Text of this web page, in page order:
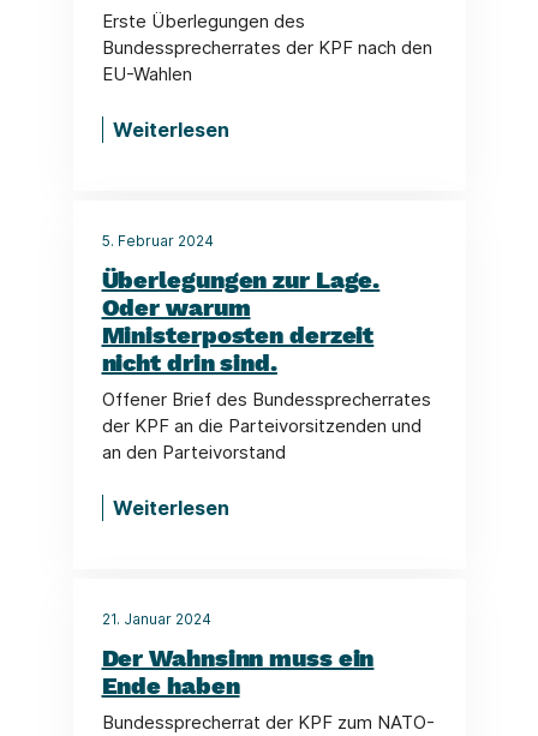
Erste Überlegungen des
Bundessprecherrates der KPF nach den
EU-Wahlen
Weiterlesen
5. Februar 2024
Überlegungen zur Lage.
Oder warum
Ministerposten derzeit
nicht drin sind.
Offener Brief des Bundessprecherrates
der KPF an die Parteivorsitzenden und
an den Parteivorstand
Weiterlesen
21. Januar 2024
Der Wahnsinn muss ein
Ende haben
Bundessprecherrat der KPF zum NATO-